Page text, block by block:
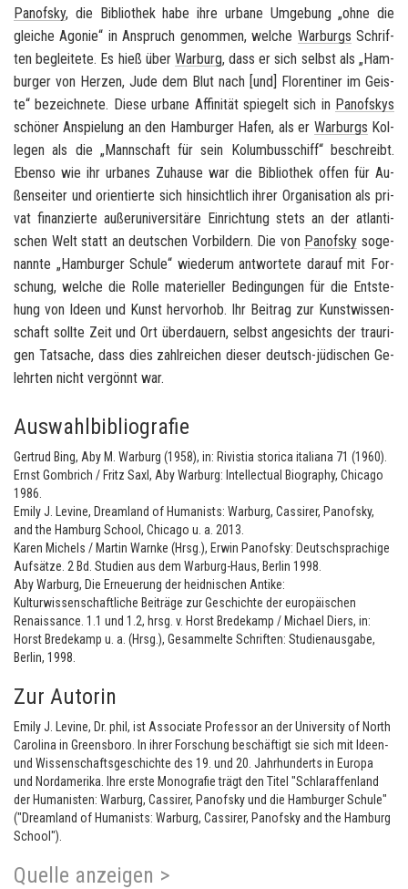
Pan­of­sky, die Bi­blio­thek habe ihre ur­ba­ne Um­ge­bung „ohne die
glei­che Ago­nie“ in An­spruch ge­nom­men, wel­che War­burgs Schrif­
ten be­glei­te­te. Es hieß über War­burg, dass er sich selbst als „Ham­
bur­ger von Her­zen, Jude dem Blut nach [und] Flo­ren­ti­ner im Geis­
te“ be­zeich­ne­te. Diese ur­ba­ne Af­fi­ni­tät spie­gelt sich in Pan­of­skys
schö­ner An­spie­lung an den Ham­bur­ger Hafen, als er War­burgs Kol­
le­gen als die „Mann­schaft für sein Ko­lum­bus­schiff“ be­schreibt.
Eben­so wie ihr ur­ba­nes Zu­hau­se war die Bi­blio­thek offen für Au­
ßen­sei­ter und ori­en­tier­te sich hin­sicht­lich ihrer Or­ga­ni­sa­ti­on als pri­
vat fi­nan­zier­te au­ßer­uni­ver­si­tä­re Ein­rich­tung stets an der at­lan­ti­
schen Welt statt an deut­schen Vor­bil­dern. Die von Pan­of­sky so­ge­
nann­te „Ham­bur­ger Schu­le“ wie­der­um ant­wor­te­te dar­auf mit For­
schung, wel­che die Rolle ma­te­ri­el­ler Be­din­gun­gen für die Ent­ste­
hung von Ideen und Kunst her­vor­hob. Ihr Bei­trag zur Kunst­wis­sen­
schaft soll­te Zeit und Ort über­dau­ern, selbst an­ge­sichts der trau­ri­
gen Tat­sa­che, dass dies zahl­rei­chen die­ser deutsch-​jüdischen Ge­
lehr­ten nicht ver­gönnt war.
Auswahlbibliografie
Gertrud Bing, Aby M. Warburg (1958), in: Rivistia storica italiana 71 (1960).
Ernst Gombrich / Fritz Saxl, Aby Warburg: Intellectual Biography, Chicago
1986.
Emily J. Levine, Dreamland of Humanists: Warburg, Cassirer, Panofsky,
and the Hamburg School, Chicago u. a. 2013.
Karen Michels / Martin Warnke (Hrsg.), Erwin Panofsky: Deutschsprachige
Aufsätze. 2 Bd. Studien aus dem Warburg-Haus, Berlin 1998.
Aby Warburg, Die Erneuerung der heidnischen Antike:
Kulturwissenschaftliche Beiträge zur Geschichte der europäischen
Renaissance. 1.1 und 1.2, hrsg. v. Horst Bredekamp / Michael Diers, in:
Horst Bredekamp u. a. (Hrsg.), Gesammelte Schriften: Studienausgabe,
Berlin, 1998.
Zur Autorin
Emily J. Levine, Dr. phil, ist Associate Professor an der University of North
Carolina in Greensboro. In ihrer Forschung beschäftigt sie sich mit Ideen-
und Wissenschaftsgeschichte des 19. und 20. Jahrhunderts in Europa
und Nordamerika. Ihre erste Monografie trägt den Titel "Schlaraffenland
der Humanisten: Warburg, Cassirer, Panofsky und die Hamburger Schule"
("Dreamland of Humanists: Warburg, Cassirer, Panofsky and the Hamburg
School").
Quelle anzeigen >